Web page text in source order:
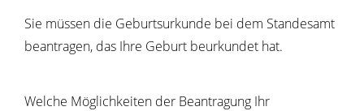
Sie müssen die Geburtsurkunde bei dem Standesamt
beantragen, das Ihre Geburt beurkundet hat.
Welche Möglichkeiten der Beantragung Ihr